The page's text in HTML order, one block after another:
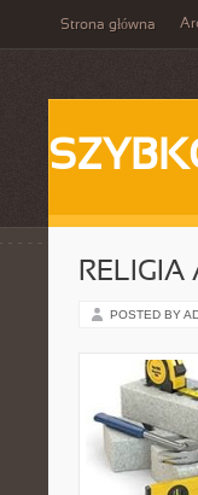
Strona główna
POSTED BY